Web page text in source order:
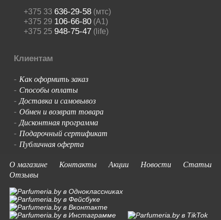
+375 33 636-29-58(мтс)
+375 29 106-66-80(A1)
+375 25 948-75-47(life)
Клиентам
- Как оформить заказ
- Способы оплаты
-Доставка и самовывоз
- Обмен и возврат товара
-Дисконтная программа
- Подарочный сертификат
- Публичная оферта
О магазине
Контакты Акции Новости
Статьи
Отзывы